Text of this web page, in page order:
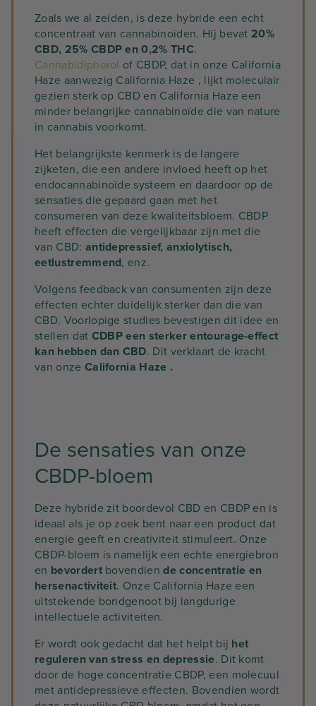
Zoals we al zeiden, is deze hybride een echt
concentraat van cannabinoïden. Hij bevat20%
CBD, 25% CBDP en 0,2% THC.
Cannabidiphorol of CBDP, dat in onze California
Haze aanwezig California Haze , lijkt moleculair
gezien sterk op CBD en California Haze een
minder belangrijke cannabinoïde die van nature
in cannabis voorkomt.
Het belangrijkste kenmerk is de langere
zijketen, die een andere invloed heeft op het
endocannabinoïde systeem en daardoor op de
sensaties die gepaard gaan met het
consumeren van deze kwaliteitsbloem. CBDP
heeft effecten die vergelijkbaar zijn met die
van CBD: antidepressief, anxiolytisch,
eetlustremmend, enz.
Volgens feedback van consumenten zijn deze
effecten echter duidelijk sterker dan die van
CBD. Voorlopige studies bevestigen dit idee en
stellen dat CDBP een sterker entourage-effect
kan hebben dan CBD. Dit verklaart de kracht
van onze California Haze .
De sensaties van onze
CBDP-bloem
Deze hybride zit boordevol CBD en CBDP en is
ideaal als je op zoek bent naar een product dat
energie geeft en creativiteit stimuleert. Onze
CBDP-bloem is namelijk een echte energiebron
en bevordertbovendiende concentratie en
hersenactiviteit. Onze California Haze een
uitstekende bondgenoot bij langdurige
intellectuele activiteiten.
Er wordt ook gedacht dat het helpt bij het
reguleren van stress en depressie. Dit komt
door de hoge concentratie CBDP, een molecuul
met antidepressieve effecten. Bovendien wordt